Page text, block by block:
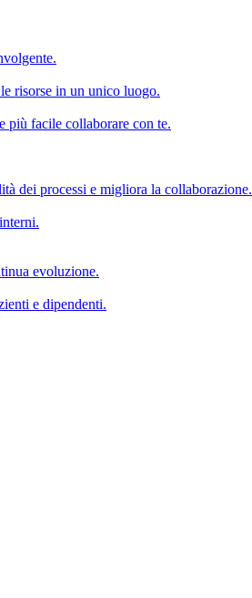
risorse in un unico luogo.
più facile collaborare con te.
dei processi e migliora la collaborazione.
evoluzione.
e dipendenti.